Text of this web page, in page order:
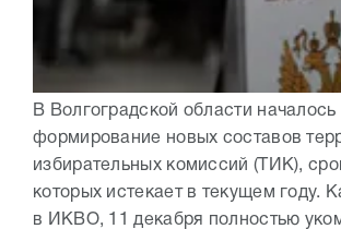
В Волгоградской области началось
формирование новых составов
избирательных комиссий (ТИК),
которых истекает в текущем году.
в ИКВО, 11 декабря полностью